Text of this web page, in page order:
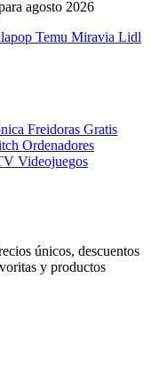
agosto 2026
Temu Miravia Lidl
Freidoras Gratis
Ordenadores
Videojuegos
únicos, descuentos
y productos